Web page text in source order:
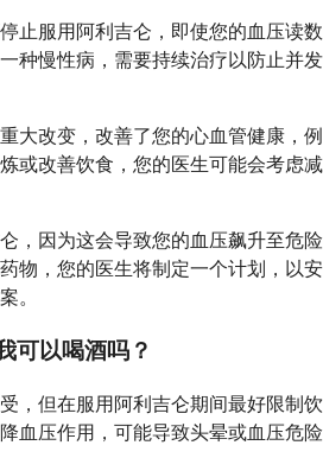
止服用阿利吉仑，即使您的血压读数
种慢性病，需要持续治疗以防止并发
大改变，改善了您的心血管健康，例
或改善饮食，您的医生可能会考虑减
，因为这会导致您的血压飙升至危险
物，您的医生将制定一个计划，以安
。
可以喝酒吗？
，但在服用阿利吉仑期间最好限制饮
血压作用，可能导致头晕或血压危险